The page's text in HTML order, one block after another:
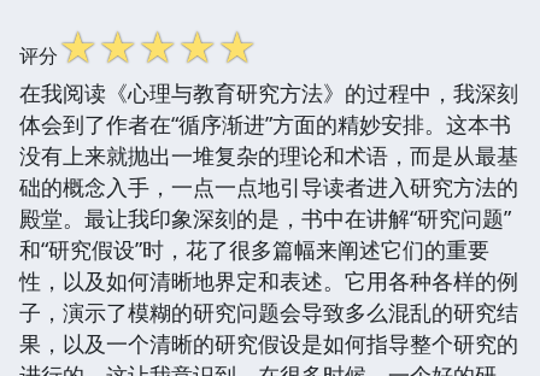
评分☆☆☆☆☆
在我阅读《心理与教育研究方法》的过程中，我深刻
体会到了作者在“循序渐进”方面的精妙安排。这本书
没有上来就抛出一堆复杂的理论和术语，而是从最基
础的概念入手，一点一点地引导读者进入研究方法的
殿堂。最让我印象深刻的是，书中在讲解“研究问题”
和“研究假设”时，花了很多篇幅来阐述它们的重要
性，以及如何清晰地界定和表述。它用各种各样的例
子，演示了模糊的研究问题会导致多么混乱的研究结
果，以及一个清晰的研究假设是如何指导整个研究的